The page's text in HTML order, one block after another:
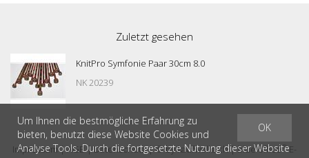
Zuletzt gesehen
KnitPro Symfonie Paar 30cm 8.0
NK 20239
Impressum|AGB|Datenschutz| © bykaufwolle.ch|blue office®E-
OK
Um Ihnen die bestmögliche Erfahrung zu
bieten, benutzt diese Website Cookies und
Analyse Tools. Durch die fortgesetzte Nutzung dieser Website